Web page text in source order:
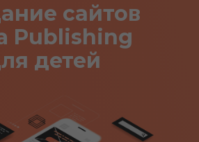
сайтов
Publishing
детей